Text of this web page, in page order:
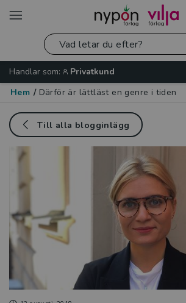
Handlar som:
Privatkund
Hem / Därför är lättläst en genre i tiden
Till alla blogginlägg